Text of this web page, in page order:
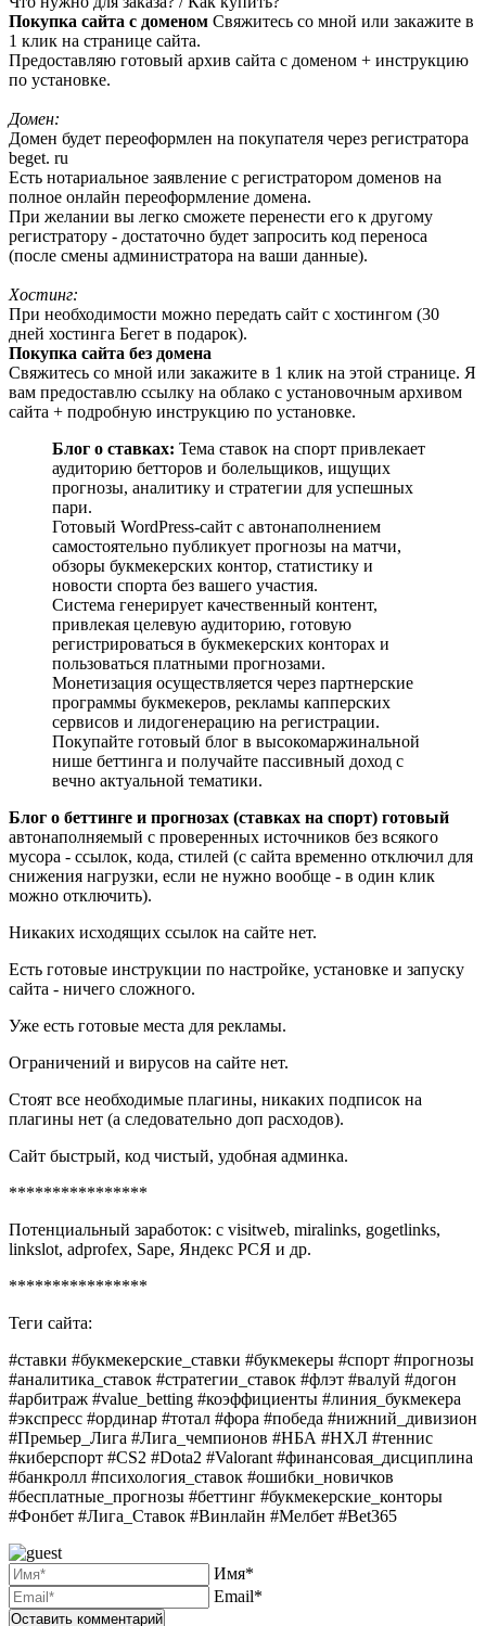
Покупка сайта с доменом Свяжитесь со мной или закажите в
1 клик на странице сайта.
Предоставляю готовый архив сайта с доменом + инструкцию
по установке.
Домен:
Домен будет переоформлен на покупателя через регистратора
beget. ru
Есть нотариальное заявление с регистратором доменов на
полное онлайн переоформление домена.
При желании вы легко сможете перенести его к другому
регистратору - достаточно будет запросить код переноса
(после смены администратора на ваши данные).
Хостинг:
При необходимости можно передать сайт с хостингом (30
дней хостинга Бегет в подарок).
Покупка сайта без домена
Свяжитесь со мной или закажите в 1 клик на этой странице. Я
вам предоставлю ссылку на облако с установочным архивом
сайта + подробную инструкцию по установке.
Блог о ставках: Тема ставок на спорт привлекает
аудиторию бетторов и болельщиков, ищущих
прогнозы, аналитику и стратегии для успешных
пари.
Готовый WordPress-сайт с автонаполнением
самостоятельно публикует прогнозы на матчи,
обзоры букмекерских контор, статистику и
новости спорта без вашего участия.
Система генерирует качественный контент,
привлекая целевую аудиторию, готовую
регистрироваться в букмекерских конторах и
пользоваться платными прогнозами.
Монетизация осуществляется через партнерские
программы букмекеров, рекламы капперских
сервисов и лидогенерацию на регистрации.
Покупайте готовый блог в высокомаржинальной
нише беттинга и получайте пассивный доход с
вечно актуальной тематики.
Блог о беттинге и прогнозах (ставках на спорт) готовый
автонаполняемый с проверенных источников без всякого
мусора - ссылок, кода, стилей (с сайта временно отключил для
снижения нагрузки, если не нужно вообще - в один клик
можно отключить).
Никаких исходящих ссылок на сайте нет.
Есть готовые инструкции по настройке, установке и запуску
сайта - ничего сложного.
Уже есть готовые места для рекламы.
Ограничений и вирусов на сайте нет.
Стоят все необходимые плагины, никаких подписок на
плагины нет (а следовательно доп расходов).
Сайт быстрый, код чистый, удобная админка.
****************
Потенциальный заработок: с visitweb, miralinks, gogetlinks,
linkslot, adprofex, Sape, Яндекс РСЯ и др.
****************
Теги сайта:
#ставки #букмекерские_ставки #букмекеры #спорт #прогнозы
#аналитика_ставок #стратегии_ставок #флэт #валуй #догон
#арбитраж #value_betting #коэффициенты #линия_букмекера
#экспресс #ординар #тотал #фора #победа #нижний_дивизион
#Премьер_Лига #Лига_чемпионов #НБА #НХЛ #теннис
#киберспорт #CS2 #Dota2 #Valorant #финансовая_дисциплина
#банкролл #психология_ставок #ошибки_новичков
#бесплатные_прогнозы #беттинг #букмекерские_конторы
#Фонбет #Лига_Ставок #Винлайн #Мелбет #Bet365
Имя*
Email*